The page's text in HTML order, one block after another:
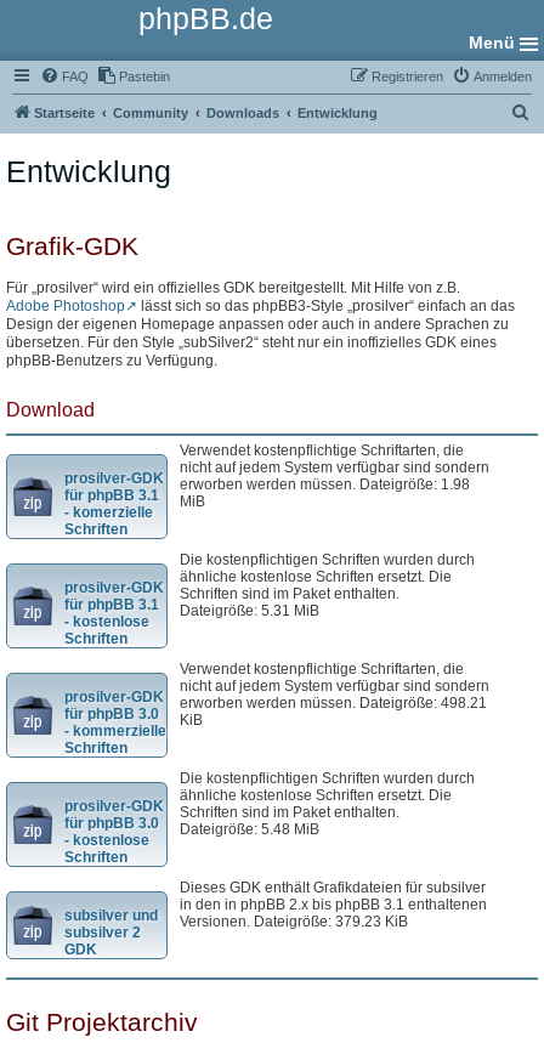
phpBB.de
Menü
FAQ Pastebin Anmelden
Registrieren
Startseite Community Downloads Entwicklung
Entwicklung
Grafik-GDK
Für „prosilver“ wird ein offizielles GDK bereitgestellt. Mit Hilfe von z.B.
Adobe Photoshop
lässt sich so das phpBB3-Style „prosilver“ einfach an das
Design der eigenen Homepage anpassen oder auch in andere Sprachen zu
übersetzen. Für den Style „subSilver2“ steht nur ein inoffizielles GDK eines
phpBB-Benutzers zu Verfügung.
Download
prosilver-GDK
für phpBB 3.1
- komerzielle
Schriften
Verwendet kostenpflichtige Schriftarten, die
nicht auf jedem System verfügbar sind sondern
erworben werden müssen. Dateigröße: 1.98
MiB
prosilver-GDK
für phpBB 3.1
- kostenlose
Schriften
Die kostenpflichtigen Schriften wurden durch
ähnliche kostenlose Schriften ersetzt. Die
Schriften sind im Paket enthalten.
Dateigröße: 5.31 MiB
prosilver-GDK
für phpBB 3.0
- kommerzielle
Schriften
Verwendet kostenpflichtige Schriftarten, die
nicht auf jedem System verfügbar sind sondern
erworben werden müssen. Dateigröße: 498.21
KiB
prosilver-GDK
für phpBB 3.0
- kostenlose
Schriften
Die kostenpflichtigen Schriften wurden durch
ähnliche kostenlose Schriften ersetzt. Die
Schriften sind im Paket enthalten.
Dateigröße: 5.48 MiB
subsilver und
subsilver 2
GDK
Dieses GDK enthält Grafikdateien für subsilver
in den in phpBB 2.x bis phpBB 3.1 enthaltenen
Versionen. Dateigröße: 379.23 KiB
Git Projektarchiv